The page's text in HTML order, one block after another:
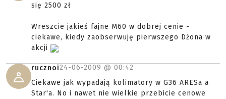
się 2500 zł
Wreszcie jakieś fajne M60 w dobrej cenie -
ciekawe, kiedy zaobserwuję pierwszego Dżona w
akcji
rucznoi24-06-2009 @ 00:42
Ciekawe jak wypadają kolimatory w G36 ARESa a
Star'a. No i nawet nie wielkie przebicie cenowe